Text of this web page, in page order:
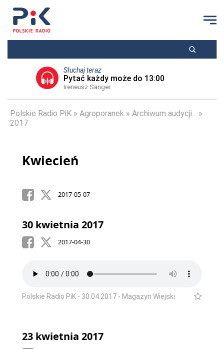
Słuchaj teraz
Pytać każdy może do 13:00
Ireneusz Sanger
Polskie Radio PiK Agroporanek
Archiwum audycji...
2017
Kwiecień
2017-05-07
30 kwietnia 2017
2017-04-30
Polskie Radio PiK - 30.04.2017 - Magazyn Wiejski
23 kwietnia 2017